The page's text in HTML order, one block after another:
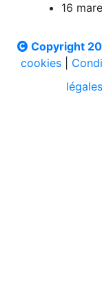
16
Copyright
cookies|
légales